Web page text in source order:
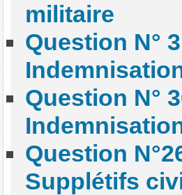
militaire
Question N°
Question N°
Question
Supplétifs